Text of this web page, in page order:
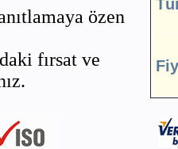
özen
fırsat ve